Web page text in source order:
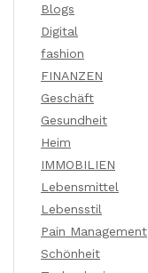
Blogs
Digital
fashion
FINANZEN
Geschäft
Gesundheit
Heim
IMMOBILIEN
Lebensmittel
Lebensstil
Pain Management
Schönheit